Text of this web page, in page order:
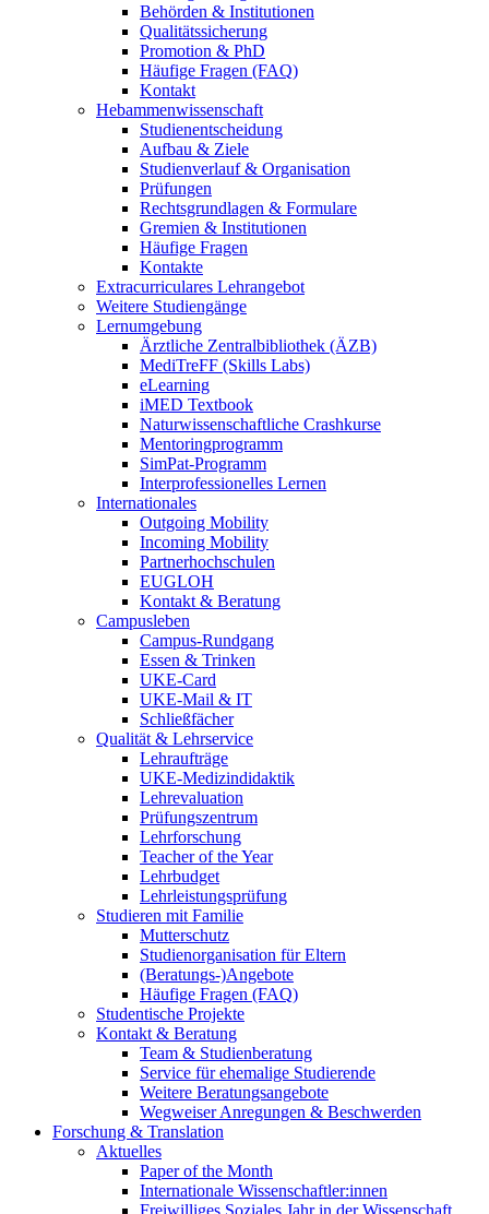
Behörden & Institutionen
Qualitätssicherung
Promotion & PhD
Häufige Fragen (FAQ)
Kontakt
Hebammenwissenschaft
Studienentscheidung
Aufbau & Ziele
Studienverlauf & Organisation
Prüfungen
Rechtsgrundlagen & Formulare
Gremien & Institutionen
Häufige Fragen
Kontakte
Extracurriculares Lehrangebot
Weitere Studiengänge
Lernumgebung
Ärztliche Zentralbibliothek (ÄZB)
MediTreFF (Skills Labs)
eLearning
iMED Textbook
Naturwissenschaftliche Crashkurse
Mentoringprogramm
SimPat-Programm
Interprofessionelles Lernen
Internationales
Outgoing Mobility
Incoming Mobility
Partnerhochschulen
EUGLOH
Kontakt & Beratung
Campusleben
Campus-Rundgang
Essen & Trinken
UKE-Card
UKE-Mail & IT
Schließfächer
Qualität & Lehrservice
Lehraufträge
UKE-Medizindidaktik
Lehrevaluation
Prüfungszentrum
Lehrforschung
Teacher of the Year
Lehrbudget
Lehrleistungsprüfung
Studieren mit Familie
Mutterschutz
Studienorganisation für Eltern
(Beratungs-)Angebote
Häufige Fragen (FAQ)
Studentische Projekte
Kontakt & Beratung
Team & Studienberatung
Service für ehemalige Studierende
Weitere Beratungsangebote
Wegweiser Anregungen & Beschwerden
Forschung & Translation
Aktuelles
Paper of the Month
Internationale Wissenschaftler:innen
Freiwilliges Soziales Jahr in der Wissenschaft